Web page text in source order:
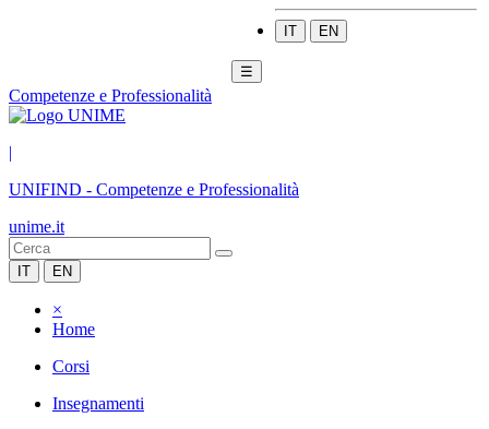
IT EN
☰
Competenze e Professionalità
|
UNIFIND - Competenze e Professionalità
unime.it
IT EN
×
Home
Corsi
Insegnamenti